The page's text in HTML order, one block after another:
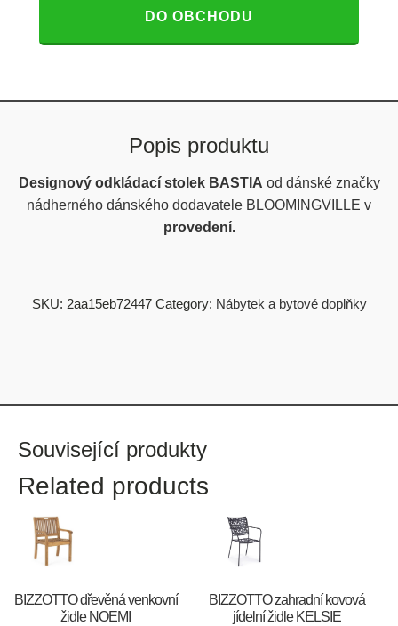
DO OBCHODU
Popis produktu
Designový odkládací stolek BASTIA od dánské značky
nádherného dánského dodavatele BLOOMINGVILLE v
provedení.
SKU: 2aa15eb72447 Category: Nábytek a bytové doplňky
Související produkty
Related products
BIZZOTTO dřevěná venkovní
židle NOEMI
BIZZOTTO zahradní kovová
jídelní židle KELSIE